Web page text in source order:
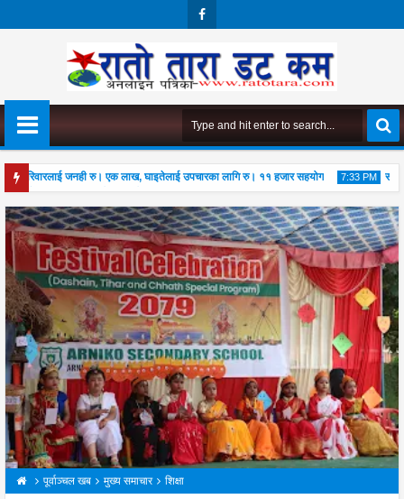
Boo
परिवारलाई जनही रु। एक लाख, घाइतेलाई उपचारका लागि रु। ११ हजार सहयोग 7:33 PM
08 Aug
2026
संघको
बुँदे सुझाव, कानुन संशोधनमा जोड
पूर्वाञ्चल खब मुख्य समाचार शिक्षा